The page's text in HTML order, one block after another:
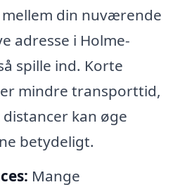
din nuværende
adresse i Holme-
spille ind. Korte
mindre transporttid,
kan øge
betydeligt.
Mange